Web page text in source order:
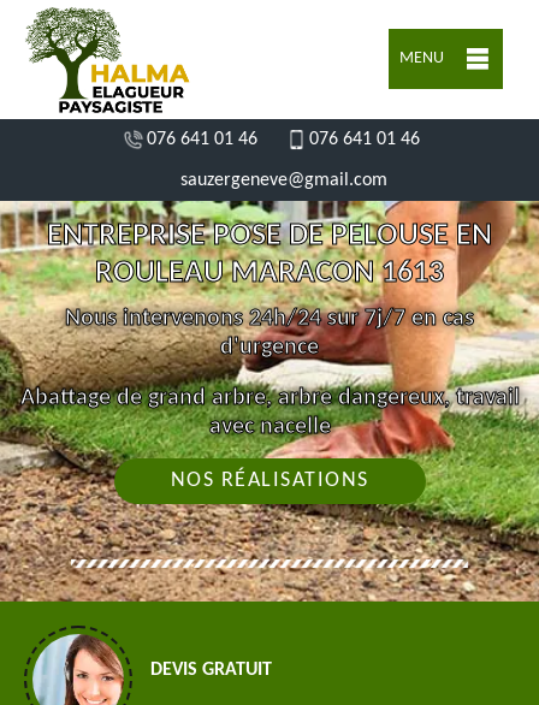
MENU
076 641 01 46 076 641 01 46
sauzergeneve@gmail.com
ENTREPRISE POSE DE PELOUSE EN
ROULEAU MARACON 1613
Nous intervenons 24h/24 sur 7j/7 en cas
d'urgence
Abattage de grand arbre, arbre dangereux, travail
avec nacelle
NOS RÉALISATIONS
DEVIS GRATUIT